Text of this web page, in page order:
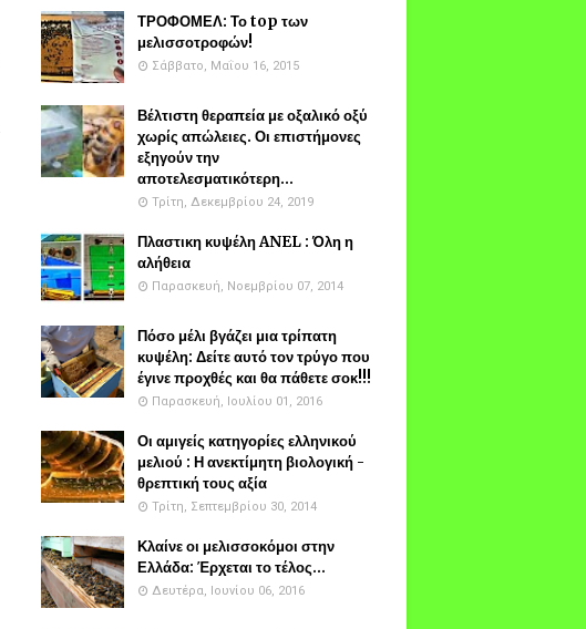
ΤΡΟΦΟΜΕΛ: Το top των
μελισσοτροφών!
Σάββατο, Μαΐου 16, 2015
Βέλτιστη θεραπεία με οξαλικό οξύ
χωρίς απώλειες. Οι επιστήμονες
εξηγούν την
αποτελεσματικότερη...
Τρίτη, Δεκεμβρίου 24, 2019
Πλαστικη κυψέλη ANEL : Όλη η
αλήθεια
Παρασκευή, Νοεμβρίου 07, 2014
Πόσο μέλι βγάζει μια τρίπατη
κυψέλη: Δείτε αυτό τον τρύγο που
έγινε προχθές και θα πάθετε σοκ!!!
Παρασκευή, Ιουλίου 01, 2016
Οι αμιγείς κατηγορίες ελληνικού
μελιού : Η ανεκτίμητη βιολογική -
θρεπτική τους αξία
Τρίτη, Σεπτεμβρίου 30, 2014
Κλαίνε οι μελισσοκόμοι στην
Ελλάδα: Έρχεται το τέλος...
Δευτέρα, Ιουνίου 06, 2016